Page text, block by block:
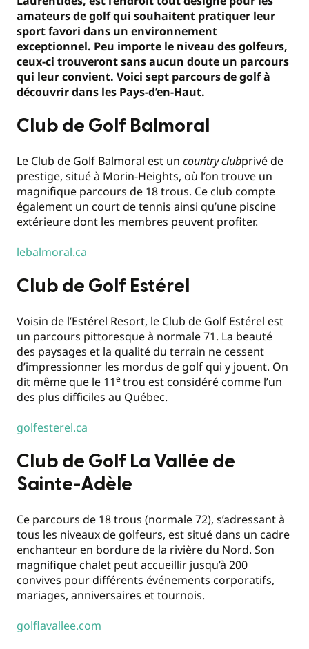
amateurs de golf qui souhaitent pratiquer leur
sport favori dans un environnement
exceptionnel. Peu importe le niveau des golfeurs,
ceux-ci trouveront sans aucun doute un parcours
qui leur convient. Voici sept parcours de golf à
découvrir dans les Pays-d’en-Haut.
Club de Golf Balmoral
Le Club de Golf Balmoral est un country clubprivé de
prestige, situé à Morin-Heights, où l’on trouve un
magnifique parcours de 18 trous. Ce club compte
également un court de tennis ainsi qu’une piscine
extérieure dont les membres peuvent profiter.
lebalmoral.ca
Club de Golf Estérel
Voisin de l’Estérel Resort, le Club de Golf Estérel est
un parcours pittoresque à normale 71. La beauté
des paysages et la qualité du terrain ne cessent
d’impressionner les mordus de golf qui y jouent. On
dit même que le 11etrou est considéré comme l’un
des plus difficiles au Québec.
golfesterel.ca
Club de Golf La Vallée de
Sainte-Adèle
Ce parcours de 18 trous (normale 72), s’adressant à
tous les niveaux de golfeurs, est situé dans un cadre
enchanteur en bordure de la rivière du Nord. Son
magnifique chalet peut accueillir jusqu’à 200
convives pour différents événements corporatifs,
mariages, anniversaires et tournois.
golflavallee.com